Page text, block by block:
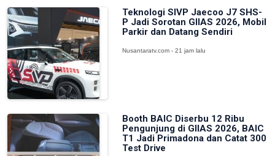
Teknologi SIVP Jaecoo J7 SHS-
P Jadi Sorotan GIIAS 2026, Mobil
Parkir dan Datang Sendiri
Nusantaratv.com - 21 jam lalu
Booth BAIC Diserbu 12 Ribu
Pengunjung di GIIAS 2026, BAIC
T1 Jadi Primadona dan Catat 300
Test Drive